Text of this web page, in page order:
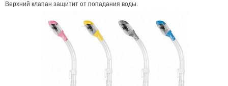
Верхний клапан защитит от попадания воды.